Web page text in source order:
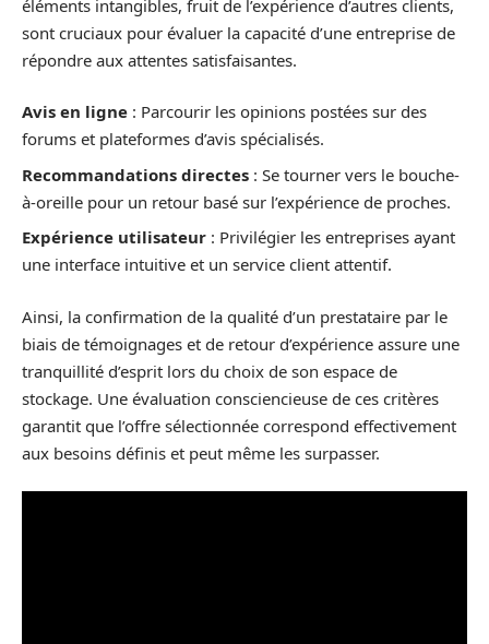
éléments intangibles, fruit de l’expérience d’autres clients,
sont cruciaux pour évaluer la capacité d’une entreprise de
répondre aux attentes satisfaisantes.
Avis en ligne : Parcourir les opinions postées sur des
forums et plateformes d’avis spécialisés.
Recommandations directes : Se tourner vers le bouche-
à-oreille pour un retour basé sur l’expérience de proches.
Expérience utilisateur : Privilégier les entreprises ayant
une interface intuitive et un service client attentif.
Ainsi, la confirmation de la qualité d’un prestataire par le
biais de témoignages et de retour d’expérience assure une
tranquillité d’esprit lors du choix de son espace de
stockage. Une évaluation consciencieuse de ces critères
garantit que l’offre sélectionnée correspond effectivement
aux besoins définis et peut même les surpasser.